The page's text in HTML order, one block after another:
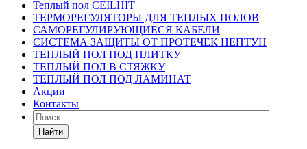
Теплый пол CEILHIT
ТЕРМОРЕГУЛЯТОРЫ ДЛЯ ТЕПЛЫХ ПОЛОВ
САМОРЕГУЛИРУЮЩИЕСЯ КАБЕЛИ
СИСТЕМА ЗАЩИТЫ ОТ ПРОТЕЧЕК НЕПТУН
ТЕПЛЫЙ ПОЛ ПОД ПЛИТКУ
ТЕПЛЫЙ ПОЛ В СТЯЖКУ
ТЕПЛЫЙ ПОЛ ПОД ЛАМИНАТ
Акции
Контакты
Найти